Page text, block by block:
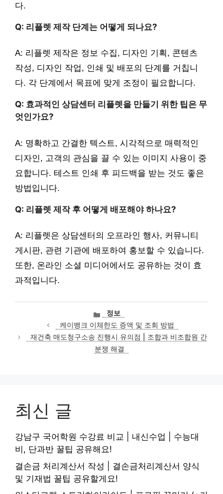
다.
Q: 리플렛 제작 단계는 어떻게 되나요?
A: 리플렛 제작은 정보 수집, 디자인 기획, 콘텐츠
작성, 디자인 작업, 인쇄 및 배포의 단계를 거칩니
다. 각 단계에서 목표에 맞게 조정이 필요합니다.
Q: 효과적인 상담센터 리플렛을 만들기 위한 팁은 무
엇인가요?
A: 명확하고 간결한 텍스트, 시각적으로 매력적인
디자인, 고객의 관심을 끌 수 있는 이미지 사용이 중
요합니다. 테스트 인쇄 후 피드백을 받는 것도 좋은
방법입니다.
Q: 리플렛 제작 후 어떻게 배포해야 하나요?
A: 리플렛은 상담센터의 오프라인 행사, 커뮤니티
게시판, 관련 기관에 배포하여 홍보할 수 있습니다.
또한, 온라인 소셜 미디어에서도 공유하는 것이 효
과적입니다.
카
테
고
리
정보
케이뱅크 이체한도 증액 및 조회 방법
재건축 매도청구소송 진행시 유의점 | 조합과 비조합원 간
분쟁 해결
최신 글
강남구 국어학원 수강료 비교 | 내신수업 | 수능대
비, 단과반 꿀팁 공유해요!
결손금 처리계산서 작성 | 결손금처리계산서 양식
및 기재법 꿀팁 공유할게요!